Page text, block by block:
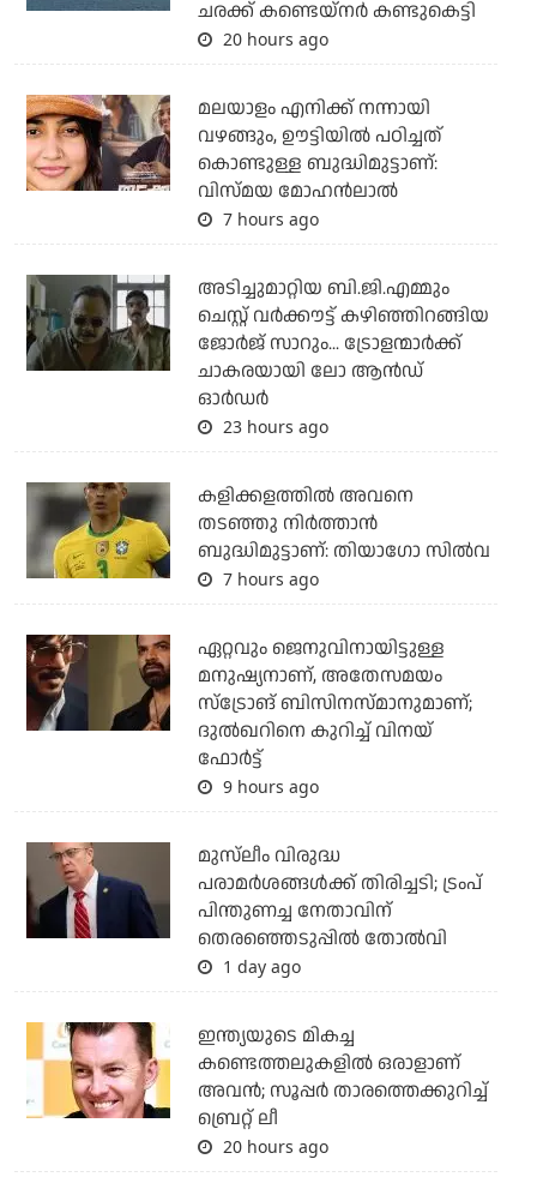
ചരക്ക് കണ്ടെയ്‌നര്‍ കണ്ടുകെട്ടി
20 hours ago
മലയാളം എനിക്ക് നന്നായി
വഴങ്ങും, ഊട്ടിയില്‍ പഠിച്ചത്
കൊണ്ടുള്ള ബുദ്ധിമുട്ടാണ്:
വിസ്മയ മോഹന്‍ലാല്‍
7 hours ago
അടിച്ചുമാറ്റിയ ബി.ജി.എമ്മും
ചെസ്റ്റ് വര്‍ക്കൗട്ട് കഴിഞ്ഞിറങ്ങിയ
ജോര്‍ജ് സാറും... ട്രോളന്മാര്‍ക്ക്
ചാകരയായി ലോ ആന്‍ഡ്
ഓര്‍ഡര്‍
23 hours ago
കളിക്കളത്തില്‍ അവനെ
തടഞ്ഞു നിര്‍ത്താന്‍
ബുദ്ധിമുട്ടാണ്: തിയാഗോ സില്‍വ
7 hours ago
ഏറ്റവും ജെനുവിനായിട്ടുള്ള
മനുഷ്യനാണ്, അതേസമയം
സ്‌ട്രോങ് ബിസിനസ്മാനുമാണ്;
ദുല്‍ഖറിനെ കുറിച്ച് വിനയ്
ഫോര്‍ട്ട്
9 hours ago
മുസ്‌ലീം വിരുദ്ധ
പരാമര്‍ശങ്ങള്‍ക്ക് തിരിച്ചടി; ട്രംപ്
പിന്തുണച്ച നേതാവിന്
തെരഞ്ഞെടുപ്പില്‍ തോല്‍വി
1 day ago
ഇന്ത്യയുടെ മികച്ച
കണ്ടെത്തലുകളില്‍ ഒരാളാണ്
അവന്‍; സൂപ്പര്‍ താരത്തെക്കുറിച്ച്
ബ്രെറ്റ് ലീ
20 hours ago